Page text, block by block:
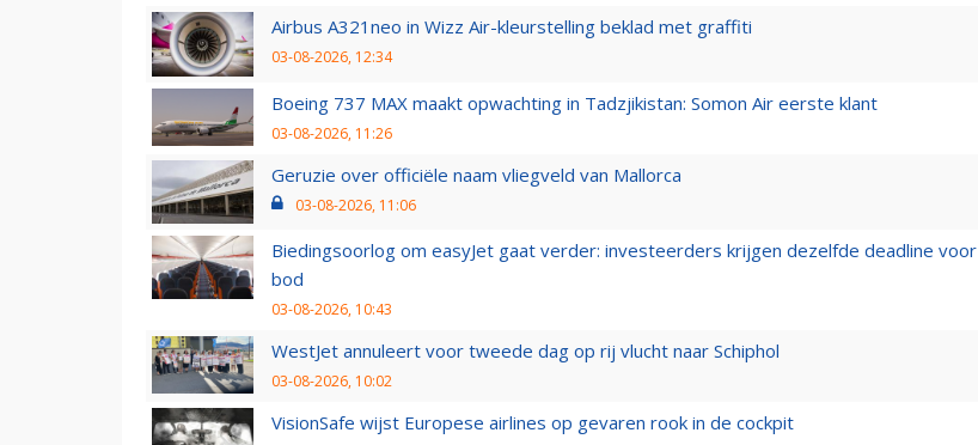
Airbus A321neo in Wizz Air-kleurstelling beklad met graffiti
03-08-2026, 12:34
Boeing 737 MAX maakt opwachting in Tadzjikistan: Somon Air eerste klant
03-08-2026, 11:26
Geruzie over officiële naam vliegveld van Mallorca
03-08-2026, 11:06
Biedingsoorlog om easyJet gaat verder: investeerders krijgen dezelfde deadline voor
bod
03-08-2026, 10:43
WestJet annuleert voor tweede dag op rij vlucht naar Schiphol
03-08-2026, 10:02
VisionSafe wijst Europese airlines op gevaren rook in de cockpit